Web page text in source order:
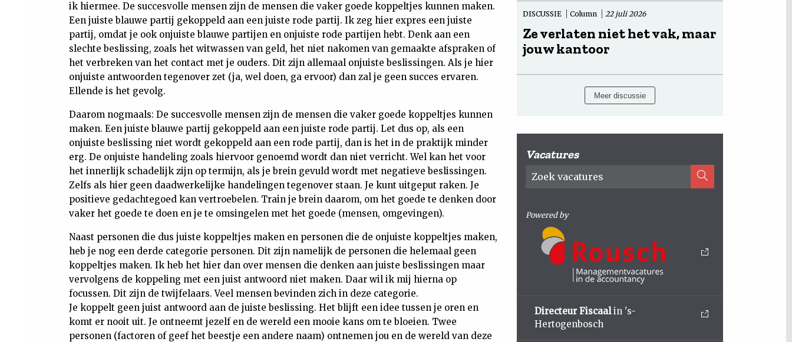
ik hiermee. De succesvolle mensen zijn de mensen die vaker goede koppeltjes kunnen maken.
Een juiste blauwe partij gekoppeld aan een juiste rode partij. Ik zeg hier expres een juiste
partij, omdat je ook onjuiste blauwe partijen en onjuiste rode partijen hebt. Denk aan een
slechte beslissing, zoals het witwassen van geld, het niet nakomen van gemaakte afspraken of
het verbreken van het contact met je ouders. Dit zijn allemaal onjuiste beslissingen. Als je hier
onjuiste antwoorden tegenover zet (ja, wel doen, ga ervoor) dan zal je geen succes ervaren.
Ellende is het gevolg.
Daarom nogmaals: De succesvolle mensen zijn de mensen die vaker goede koppeltjes kunnen
maken. Een juiste blauwe partij gekoppeld aan een juiste rode partij. Let dus op, als een
onjuiste beslissing niet wordt gekoppeld aan een rode partij, dan is het in de praktijk minder
erg. De onjuiste handeling zoals hiervoor genoemd wordt dan niet verricht. Wel kan het voor
het innerlijk schadelijk zijn op termijn, als je brein gevuld wordt met negatieve beslissingen.
Zelfs als hier geen daadwerkelijke handelingen tegenover staan. Je kunt uitgeput raken. Je
positieve gedachtegoed kan vertroebelen. Train je brein daarom, om het goede te denken door
vaker het goede te doen en je te omsingelen met het goede (mensen, omgevingen).
Naast personen die dus juiste koppeltjes maken en personen die de onjuiste koppeltjes maken,
heb je nog een derde categorie personen. Dit zijn namelijk de personen die helemaal geen
koppeltjes maken. Ik heb het hier dan over mensen die denken aan juiste beslissingen maar
vervolgens de koppeling met een juist antwoord niet maken. Daar wil ik mij hierna op
focussen. Dit zijn de twijfelaars. Veel mensen bevinden zich in deze categorie.
Je koppelt geen juist antwoord aan de juiste beslissing. Het blijft een idee tussen je oren en
komt er nooit uit. Je ontneemt jezelf en de wereld een mooie kans om te bloeien. Twee
personen (factoren of geef het beestje een andere naam) ontnemen jou en de wereld van deze
DISCUSSIE Column 22 juli 2026
Ze verlaten niet het vak, maar
jouw kantoor
Meer discussie
Vacatures
Powered by
Directeur Fiscaalin 's-
Hertogenbosch